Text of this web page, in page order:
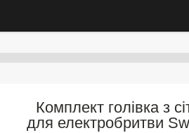
Комплект голівка з
для електробритви